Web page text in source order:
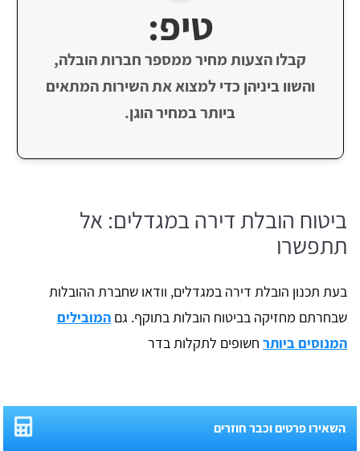
טיפ:
קבלו הצעות מחיר ממספר חברות הובלה,
והשוו ביניהן כדי למצוא את השירות המתאים
ביותר במחיר הוגן.
ביטוח הובלת דירה במגדלים: אל
תתפשרו
בעת תכנון הובלת דירה במגדלים, וודאו שחברת ההובלות
שבחרתם מחזיקה בביטוח הובלות בתוקף. גם המובילים
המנוסים ביותר חשופים לתקלות בדר
השאירו פרטים וכבר חוזרים